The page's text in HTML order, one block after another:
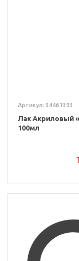
Артикул: 34461393
Лак Акриловый
100мл